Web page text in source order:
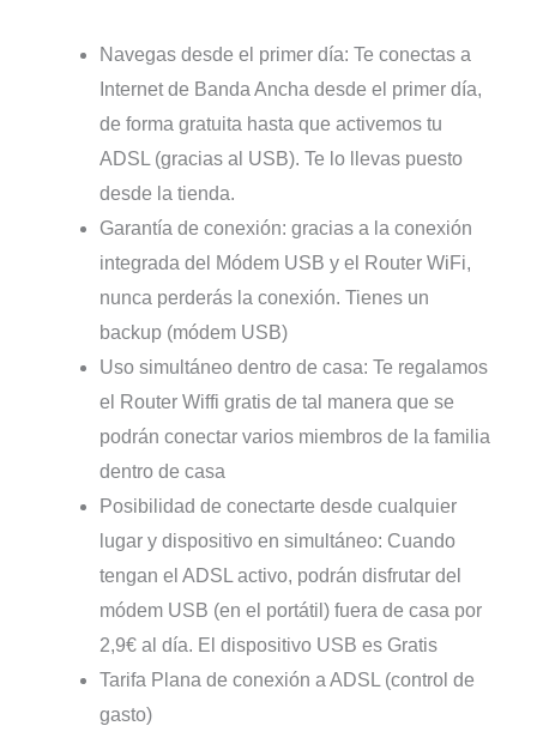
Navegas desde el primer día: Te conectas a
Internet de Banda Ancha desde el primer día,
de forma gratuita hasta que activemos tu
ADSL (gracias al USB). Te lo llevas puesto
desde la tienda.
Garantía de conexión: gracias a la conexión
integrada del Módem USB y el Router WiFi,
nunca perderás la conexión. Tienes un
backup (módem USB)
Uso simultáneo dentro de casa: Te regalamos
el Router Wiffi gratis de tal manera que se
podrán conectar varios miembros de la familia
dentro de casa
Posibilidad de conectarte desde cualquier
lugar y dispositivo en simultáneo: Cuando
tengan el ADSL activo, podrán disfrutar del
módem USB (en el portátil) fuera de casa por
2,9€ al día. El dispositivo USB es Gratis
Tarifa Plana de conexión a ADSL (control de
gasto)